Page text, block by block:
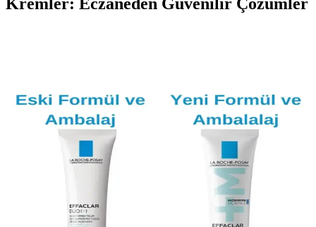
Kremler: Eczaneden Güvenilir Çözümler